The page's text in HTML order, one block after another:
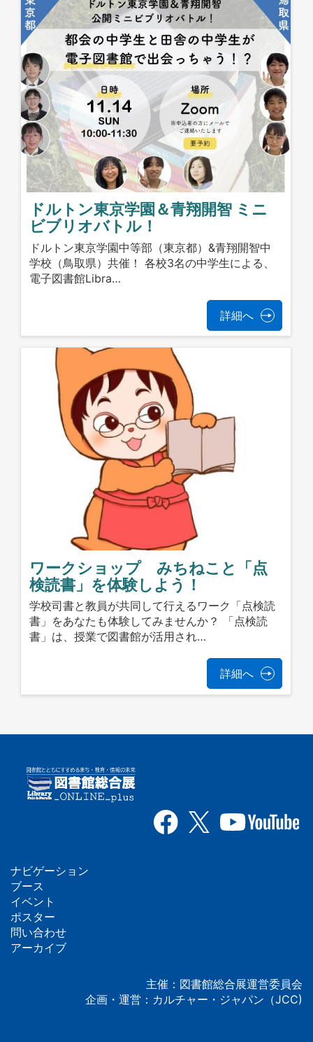
ドルトン東京学園＆青翔開智 ミニ
ビブリオバトル！
ドルトン東京学園中等部（東京都）&青翔開智中
学校（鳥取県）共催！ 各校3名の中学生による、
電子図書館Libra…
詳細へ
ワークショップ みちねこと「点
検読書」を体験しよう！
学校司書と教員が共同して行えるワーク「点検読
書」をあなたも体験してみませんか？ 「点検読
書」は、授業で図書館が活用され…
詳細へ
フ
ッ
タ
ナビゲーション
ブース
イベント
ポスター
問い合わせ
アーカイブ
主催：図書館総合展運営委員会
企画・運営：カルチャー・ジャパン（JCC)